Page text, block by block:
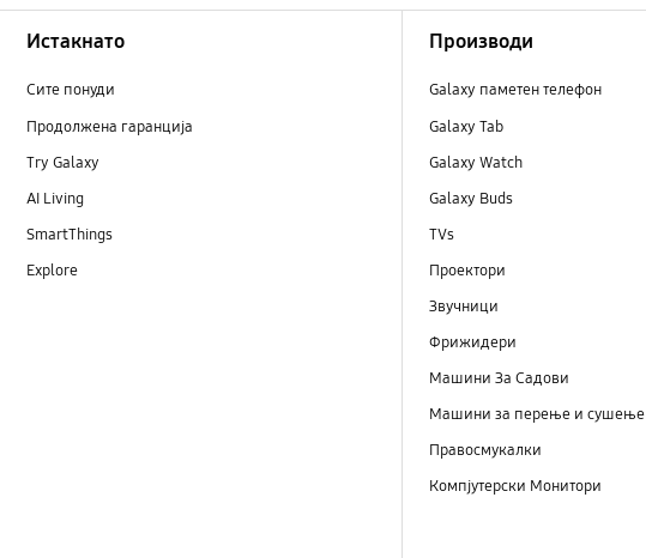
Истакнато
Сите понуди
Продолжена гаранција
Try Galaxy
AI Living
SmartThings
Explore
Производи
Galaxy паметен телефон
Galaxy Tab
Galaxy Watch
Galaxy Buds
TVs
Проектори
Звучници
Фрижидери
Машини Зa Садови
Машини за перење и сушење
Правосмукалки
Компјутерски Монитори